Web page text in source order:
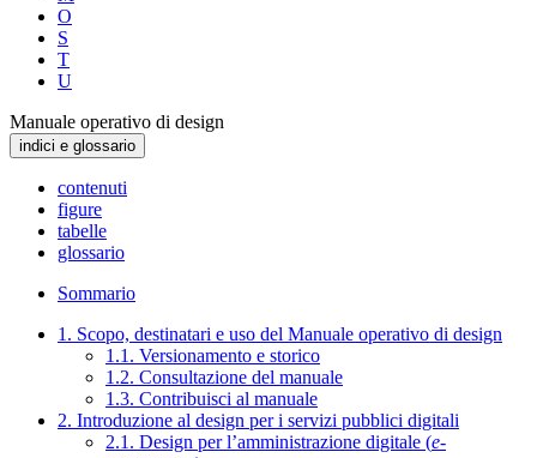
O
S
T
U
Manuale operativo di design
indici e glossario
contenuti
figure
tabelle
glossario
Sommario
1. Scopo, destinatari e uso del Manuale operativo di design
1.1. Versionamento e storico
1.2. Consultazione del manuale
1.3. Contribuisci al manuale
2. Introduzione al design per i servizi pubblici digitali
2.1. Design per l’amministrazione digitale (e-